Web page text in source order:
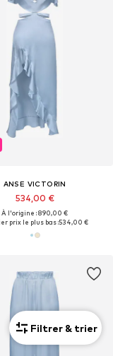
ANSE VICTORIN
534,00 €
À l'origine : 890,00 €
prix le plus bas :534,00 €
Filtrer & trier